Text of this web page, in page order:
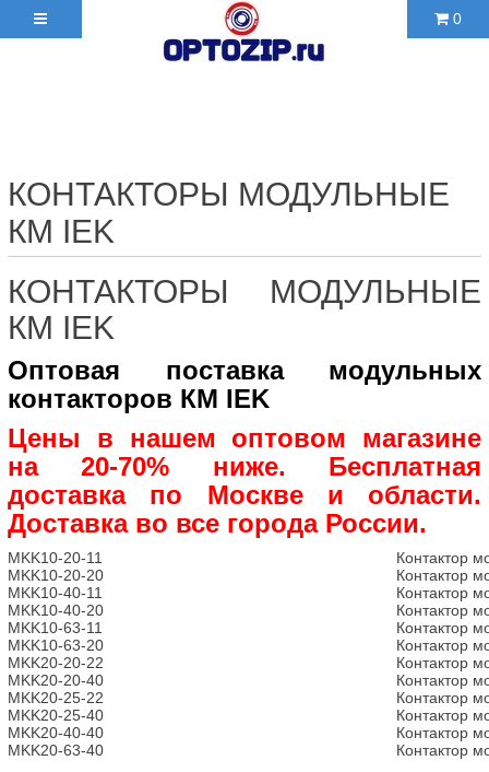
0
КОНТАКТОРЫ МОДУЛЬНЫЕ
КМ IEK
КОНТАКТОРЫ МОДУЛЬНЫЕ
КМ IEK
Оптовая поставка модульных
контакторов КМ IEK
Цены в нашем оптовом магазине
на 20-70% ниже. Бесплатная
доставка по Москве и области.
Доставка во все города России.
MKK10-20-11
Контактор
MKK10-20-20
Контактор
MKK10-40-11
Контактор
MKK10-40-20
Контактор
MKK10-63-11
Контактор
MKK10-63-20
Контактор
MKK20-20-22
Контактор
MKK20-20-40
Контактор
MKK20-25-22
Контактор
MKK20-25-40
Контактор
MKK20-40-40
Контактор
MKK20-63-40
Контактор